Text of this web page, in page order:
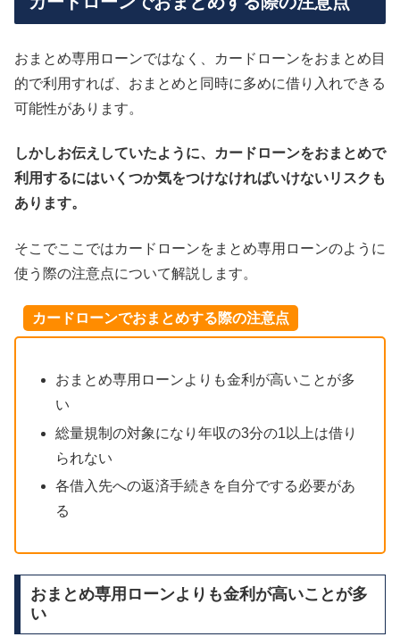
おまとめ専用ローンではなく、カードローンをおまとめ目
的で利用すれば、おまとめと同時に多めに借り入れできる
可能性があります。
しかしお伝えしていたように、カードローンをおまとめで
利用するにはいくつか気をつけなければいけないリスクも
あります。
そこでここではカードローンをまとめ専用ローンのように
使う際の注意点について解説します。
カードローンでおまとめする際の注意点
おまとめ専用ローンよりも金利が高いことが多
い
総量規制の対象になり年収の3分の1以上は借り
られない
各借入先への返済手続きを自分でする必要があ
る
おまとめ専用ローンよりも金利が高いことが多
い